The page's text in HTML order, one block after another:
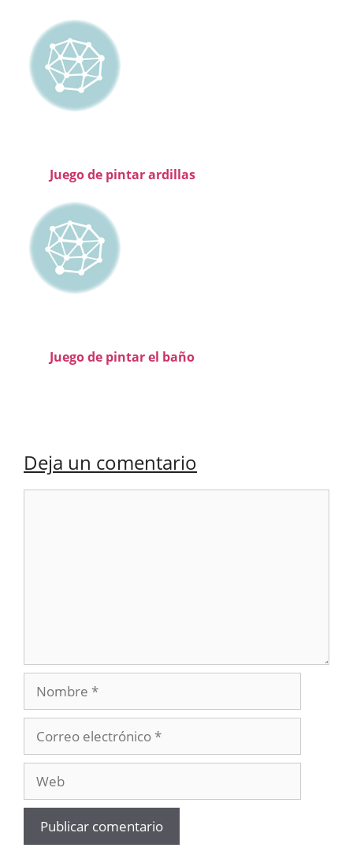
Juego de pintar ardillas
Juego de pintar el baño
Deja un comentario
Nombre
electrónico